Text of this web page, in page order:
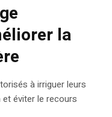
la
à irriguer leurs
éviter le recours